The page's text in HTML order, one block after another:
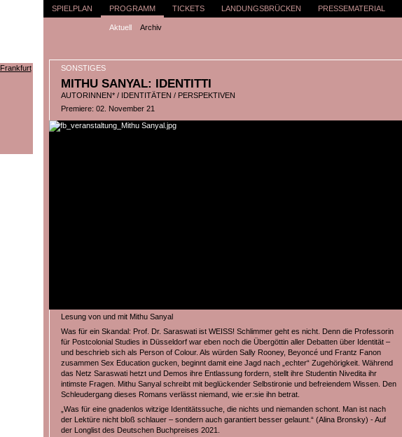
SPIELPLAN PROGRAMM
Aktuell Archiv
TICKETS LANDUNGSBRÜCKEN PRESSEMATERIAL
SONSTIGES
MITHU SANYAL: IDENTITTI
AUTORINNEN* / IDENTITÄTEN / PERSPEKTIVEN
Premiere: 02. November 21
Lesung von und mit Mithu Sanyal
Was für ein Skandal: Prof. Dr. Saraswati ist WEISS! Schlimmer geht es nicht. Denn die Professorin
für Postcolonial Studies in Düsseldorf war eben noch die Übergöttin aller Debatten über Identität –
und beschrieb sich als Person of Colour. Als würden Sally Rooney, Beyoncé und Frantz Fanon
zusammen Sex Education gucken, beginnt damit eine Jagd nach „echter“ Zugehörigkeit. Während
das Netz Saraswati hetzt und Demos ihre Entlassung fordern, stellt ihre Studentin Nivedita ihr
intimste Fragen. Mithu Sanyal schreibt mit beglückender Selbstironie und befreiendem Wissen. Den
Schleudergang dieses Romans verlässt niemand, wie er:sie ihn betrat.
„Was für eine gnadenlos witzige Identitätssuche, die nichts und niemanden schont. Man ist nach
der Lektüre nicht bloß schlauer – sondern auch garantiert besser gelaunt.“ (Alina Bronsky) - Auf
der Longlist des Deutschen Buchpreises 2021.